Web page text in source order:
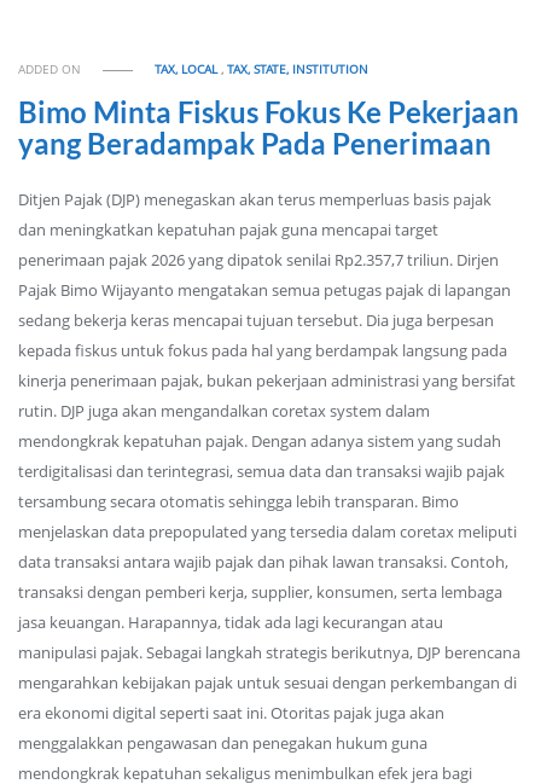
ADDED ON TAX, LOCAL,TAX, STATE, INSTITUTION
Bimo Minta Fiskus Fokus Ke Pekerjaan
yang Beradampak Pada Penerimaan
Ditjen Pajak (DJP) menegaskan akan terus memperluas basis pajak
dan meningkatkan kepatuhan pajak guna mencapai target
penerimaan pajak 2026 yang dipatok senilai Rp2.357,7 triliun. Dirjen
Pajak Bimo Wijayanto mengatakan semua petugas pajak di lapangan
sedang bekerja keras mencapai tujuan tersebut. Dia juga berpesan
kepada fiskus untuk fokus pada hal yang berdampak langsung pada
kinerja penerimaan pajak, bukan pekerjaan administrasi yang bersifat
rutin. DJP juga akan mengandalkan coretax system dalam
mendongkrak kepatuhan pajak. Dengan adanya sistem yang sudah
terdigitalisasi dan terintegrasi, semua data dan transaksi wajib pajak
tersambung secara otomatis sehingga lebih transparan. Bimo
menjelaskan data prepopulated yang tersedia dalam coretax meliputi
data transaksi antara wajib pajak dan pihak lawan transaksi. Contoh,
transaksi dengan pemberi kerja, supplier, konsumen, serta lembaga
jasa keuangan. Harapannya, tidak ada lagi kecurangan atau
manipulasi pajak. Sebagai langkah strategis berikutnya, DJP berencana
mengarahkan kebijakan pajak untuk sesuai dengan perkembangan di
era ekonomi digital seperti saat ini. Otoritas pajak juga akan
menggalakkan pengawasan dan penegakan hukum guna
mendongkrak kepatuhan sekaligus menimbulkan efek jera bagi